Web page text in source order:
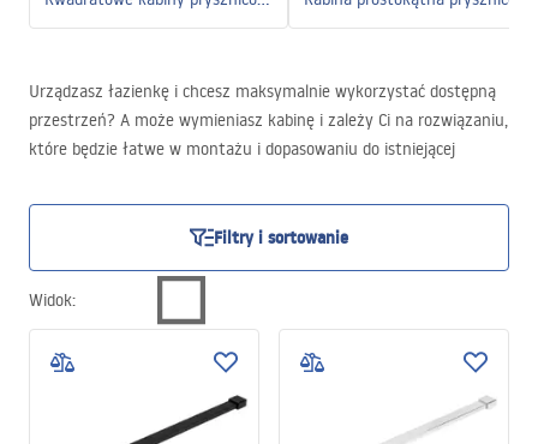
Urządzasz łazienkę i chcesz maksymalnie wykorzystać dostępną
przestrzeń? A może wymieniasz kabinę i zależy Ci na rozwiązaniu,
które będzie łatwe w montażu i dopasowaniu do istniejącej
Filtry i sortowanie
Widok: